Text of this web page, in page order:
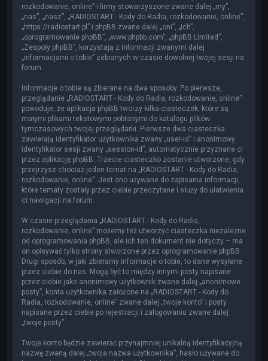
rozkodowanie, online” i firmy stowarzyszone zwane dalej „my”,
„nas”, „nasz”, „RADIOSTART - Kody do Radia, rozkodowanie, online”,
„https://radiostart.pl” i phpBB zwane dalej „oni”, „ich”,
„oprogramowanie phpBB”, „www.phpbb.com”, „phpBB Limited”,
„Zespoły phpBB”, korzystają z informacji zwanymi dalej
„informacjami o tobie” zebranych w czasie dowolnej twojej sesji na
forum.
Informacje o tobie są zbierane na dwa sposoby. Po pierwsze,
przeglądanie „RADIOSTART - Kody do Radia, rozkodowanie, online”
powoduje, że aplikacja phpBB tworzy kilka ciasteczek, które są
małymi plikami tekstowymi pobranymi do katalogu plików
tymczasowych twojej przeglądarki. Pierwsze dwa ciasteczka
zawierają identyfikator użytkownika zwany „user-id” i anonimowy
identyfikator sesji zwany „session-id”, automatycznie przyznane ci
przez aplikację phpBB. Trzecie ciasteczko zostanie utworzone, gdy
przejrzysz chociaż jeden temat na „RADIOSTART - Kody do Radia,
rozkodowanie, online”. Jest ono używane do zapisania informacji,
które tematy zostały przez ciebie przeczytane i służy do ułatwienia
ci nawigacji na forum.
W czasie przeglądania „RADIOSTART - Kody do Radia,
rozkodowanie, online” możemy też utworzyć ciasteczka niezależne
od oprogramowania phpBB, ale ich ten dokument nie dotyczy – ma
on opisywać tylko strony stworzone przez oprogramowanie phpBB.
Drugi sposób, w jaki zbieramy informacje o tobie, to dane wysyłane
przez ciebie do nas. Mogą być to między innymi posty napisane
przez ciebie jako anonimowy użytkownik zwane dalej „anonimowe
posty”, konta użytkownika założone na „RADIOSTART - Kody do
Radia, rozkodowanie, online” zwane dalej „twoje konto” i posty
napisane przez ciebie po rejestracji i zalogowaniu zwane dalej
„twoje posty”.
Twoje konto będzie zawierać przynajmniej unikalną identyfikacyjną
nazwę zwaną dalej „twoja nazwa użytkownika”, hasło używane do